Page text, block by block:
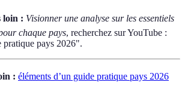
loin : Visionner une analyse sur les essentiels
chaque pays, recherchez sur YouTube :
pratique pays 2026".
: éléments d’un guide pratique pays 2026